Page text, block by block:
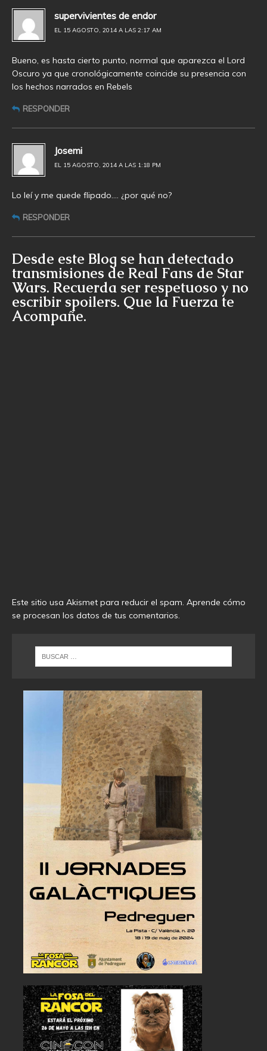
supervivientes de endor
EL 15 AGOSTO, 2014 A LAS 2:17 AM
Bueno, es hasta cierto punto, normal que aparezca el Lord
Oscuro ya que cronológicamente coincide su presencia con
los hechos narrados en Rebels
RESPONDER
Josemi
EL 15 AGOSTO, 2014 A LAS 1:18 PM
Lo leí y me quede flipado…. ¿por qué no?
RESPONDER
Desde este Blog se han detectado
transmisiones de Real Fans de Star
Wars. Recuerda ser respetuoso y no
escribir spoilers. Que la Fuerza te
Acompañe.
Este sitio usa Akismet para reducir el spam. Aprende cómo
se procesan los datos de tus comentarios.